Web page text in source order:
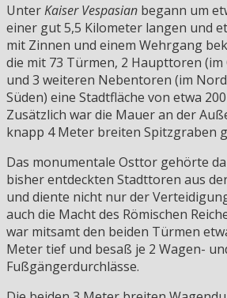
UnterKaiser Vespasian begann um
einer gut 5,5 Kilometer langen und
mit Zinnen und einem Wehrgang
die mit 73 Türmen, 2 Haupttoren (im
und 3 weiteren Nebentoren (im
Süden) eine Stadtfläche von etwa
Zusätzlich war die Mauer an der
knapp 4 Meter breiten Spitzgraben
Das monumentale Osttor gehörte
bisher entdeckten Stadttoren aus
und diente nicht nur der
auch die Macht des Römischen
war mitsamt den beiden Türmen
Meter tief und besaß je 2 Wagen-
Fußgängerdurchlässe.